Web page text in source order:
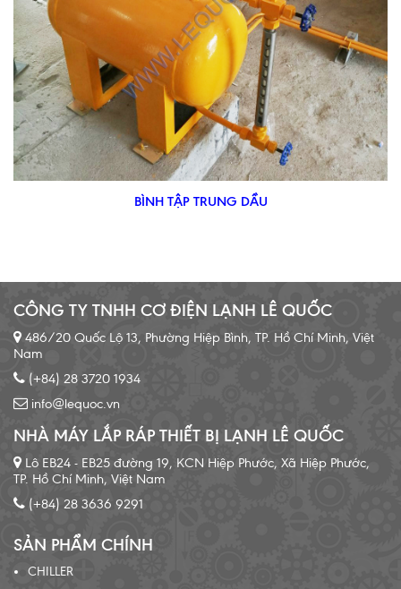
BÌNH TẬP TRUNG DẦU
CÔNG TY TNHH CƠ ĐIỆN LẠNH LÊ QUỐC
486/20 Quốc Lộ 13, Phường Hiệp Bình, TP. Hồ Chí Minh, Việt
Nam
(+84) 28 3720 1934
info@lequoc.vn
NHÀ MÁY LẮP RÁP THIẾT BỊ LẠNH LÊ QUỐC
Lô EB24 - EB25 đường 19, KCN Hiệp Phước, Xã Hiệp Phước,
TP. Hồ Chí Minh, Việt Nam
(+84) 28 3636 9291
SẢN PHẨM CHÍNH
CHILLER